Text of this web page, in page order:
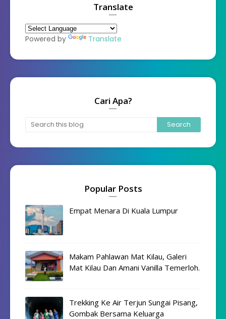
Translate
Powered by Translate
Cari Apa?
Popular Posts
Empat Menara Di Kuala Lumpur
Makam Pahlawan Mat Kilau, Galeri
Mat Kilau Dan Amani Vanilla Temerloh.
Trekking Ke Air Terjun Sungai Pisang,
Gombak Bersama Keluarga